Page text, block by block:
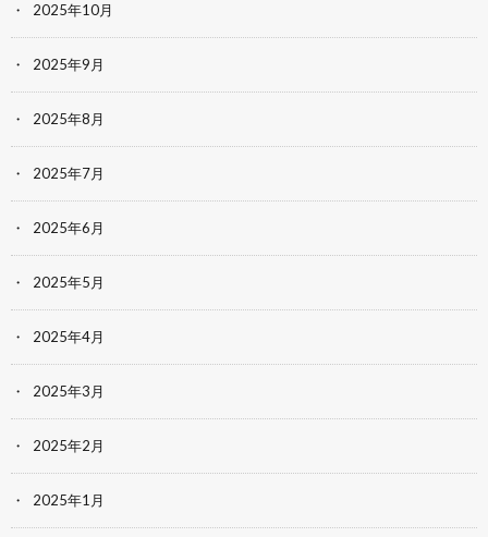
2025年10月
2025年9月
2025年8月
2025年7月
2025年6月
2025年5月
2025年4月
2025年3月
2025年2月
2025年1月